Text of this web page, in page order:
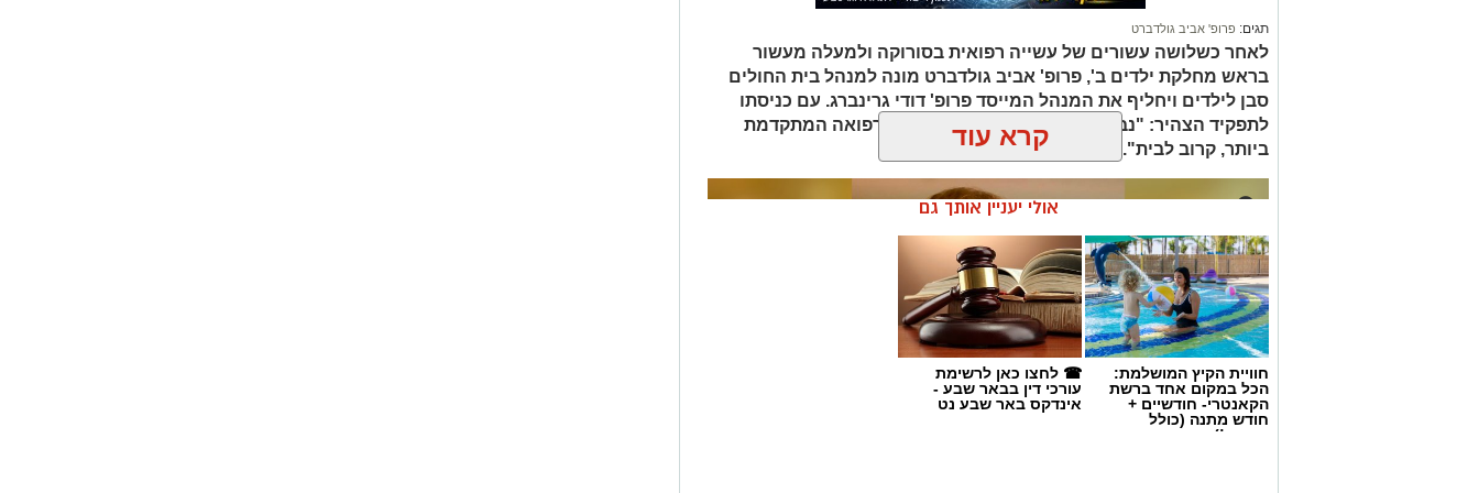
תגים: פרופ' אביב גולדברט
לאחר כשלושה עשורים של עשייה רפואית בסורוקה ולמעלה מעשור
בראש מחלקת ילדים ב', פרופ' אביב גולדברט מונה למנהל בית החולים
סבן לילדים ויחליף את המנהל המייסד פרופ' דודי גרינברג. עם כניסתו
לתפקיד הצהיר: "נבטיח שכל ילד וילדה בנגב יזכו לרפואה המתקדמת
ביותר, קרוב לבית".
קרא עוד
אולי יעניין אותך גם
חוויית הקיץ המושלמת:
הכל במקום אחד ברשת
הקאנטרי- חודשיים +
חודש מתנה (כולל
החגים!)
☎ לחצו כאן לרשימת
עורכי דין בבאר שבע -
אינדקס באר שבע נט